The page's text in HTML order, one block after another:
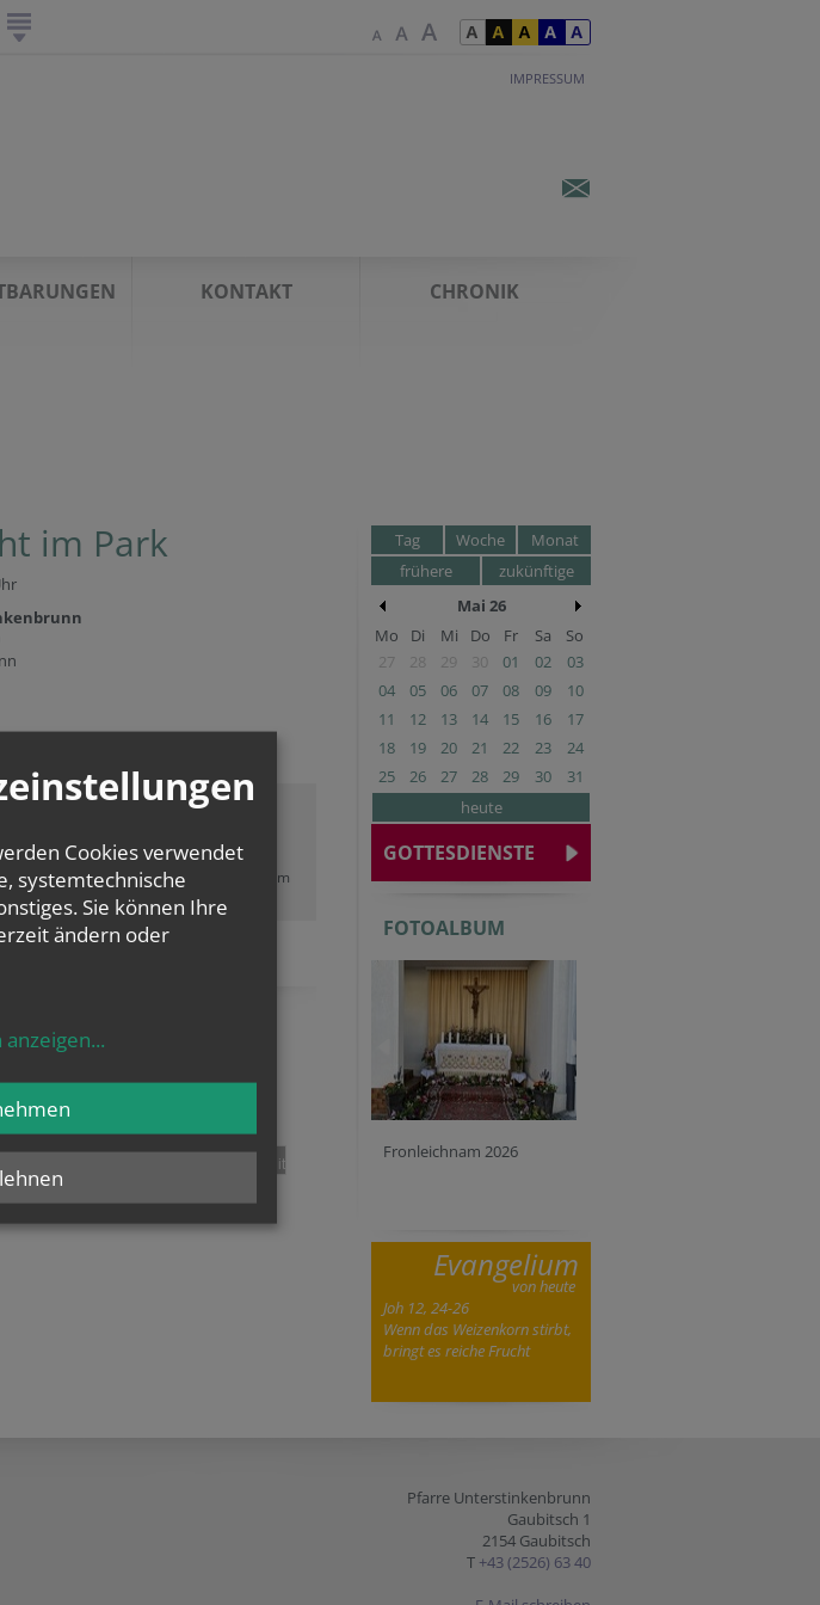
IMPRESSUM
KONTAKT CHRONIK
im Park
erforderlich!
Mapsund laden Sie die Seite neu
, um
zu können.
pin it
Tag Woche
Monat
frühere
zukünftige
Mai 26
Mo
Di Mi Do Fr Sa
So
27
28 29 30 01 02
03
04
05 06 07 08 09
10
11
12 13 14 15 16
17
18
19 20 21 22 23
24
25
26 27 28 29 30
31
heute
GOTTESDIENSTE
FOTOALBUM
Fronleichnam 2026
Evangelium
von heute
Joh 12, 24-26
Wenn das Weizenkorn stirbt,
bringt es reiche Frucht
Pfarre Unterstinkenbrunn
Gaubitsch 1
2154 Gaubitsch
T +43 (2526) 63 40
Cookies verwendet
systemtechnische
Sie können Ihre
ändern oder
...